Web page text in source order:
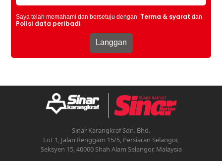
Saya telah memahami dan bersetuju dengan Terma & syarat dan
Polisi data peribadi
Sinar Karangkraf Sdn. Bhd.
Lot 1, Jalan Renggam 15/5, Persiaran Selangor,
Seksyen 15, 40000 Shah Alam Selangor, Malaysia